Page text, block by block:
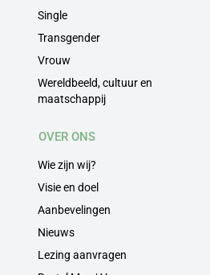
Single
Transgender
Vrouw
Wereldbeeld, cultuur en
maatschappij
OVER ONS
Wie zijn wij?
Visie en doel
Aanbevelingen
Nieuws
Lezing aanvragen